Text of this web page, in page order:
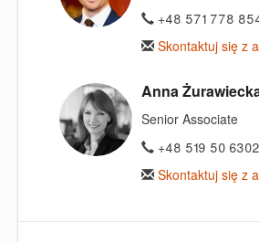
+48 571 778
Skontaktuj się z
Anna
Senior Associate
+48 519 50 6302
Skontaktuj się z